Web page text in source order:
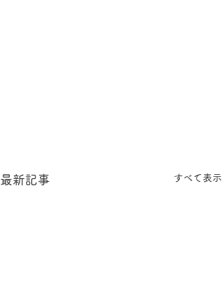
最新記事 すべて表示